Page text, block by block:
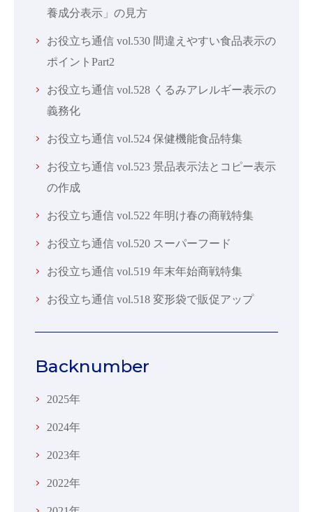
養成分表示」の見方
お役立ち通信 vol.530 間違えやすい食品表示の
ポイントPart2
お役立ち通信 vol.528 くるみアレルギー表示の
義務化
お役立ち通信 vol.524 保健機能食品特集
お役立ち通信 vol.523 景品表示法とコピー表示
の作成
お役立ち通信 vol.522 年明け春の商戦特集
お役立ち通信 vol.520 スーパーフード
お役立ち通信 vol.519 年末年始商戦特集
お役立ち通信 vol.518 変形袋で販促アップ
Backnumber
2025年
2024年
2023年
2022年